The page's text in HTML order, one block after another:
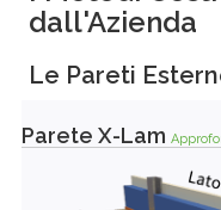
dall'Azienda
Le Pareti
Parete X-Lam